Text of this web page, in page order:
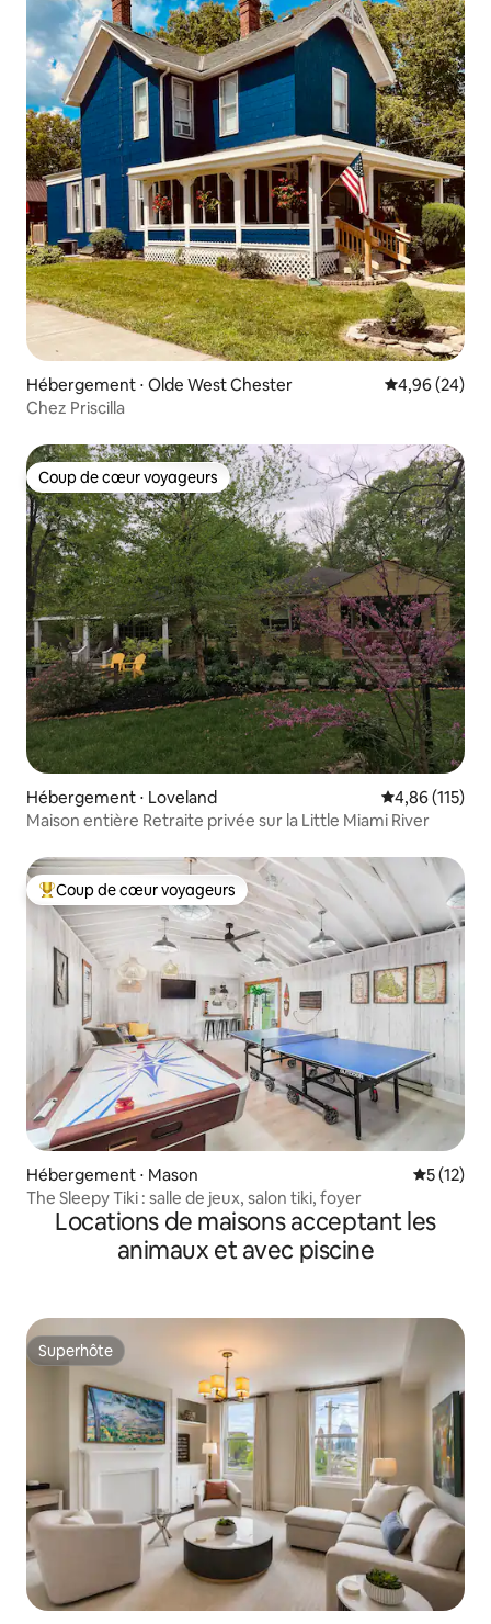
Hébergement ⋅ Olde West Chester Évaluation
4,96 (24)
Chez Priscilla
Coup de cœur voyageurs
Coup de cœur voyageurs
Hébergement ⋅ Loveland Évaluation
4,86 (115)
Maison entière Retraite privée sur la Little Miami River
Coups de cœur voyageurs les plus appréciés
Coup de cœur voyageurs
Hébergement ⋅ Mason
5 (12)
The Sleepy Tiki : salle de jeux, salon tiki, foyer
Locations de maisons acceptant les
animaux et avec piscine
Superhôte
Superhôte